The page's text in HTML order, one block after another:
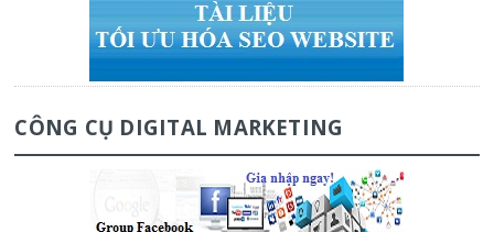
CÔNG CỤ DIGITAL MARKETING